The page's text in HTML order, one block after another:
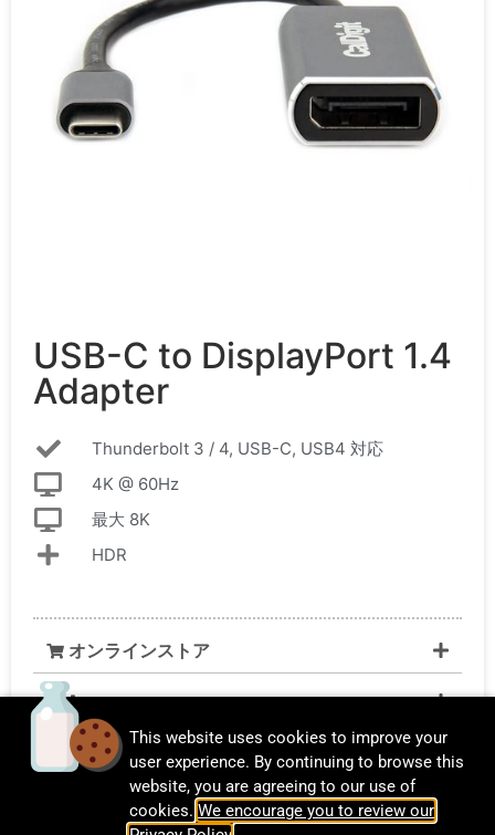
USB-C to DisplayPort 1.4
Adapter
Thunderbolt 3 / 4, USB-C, USB4 対応
4K @ 60Hz
最大 8K
HDR
オンラインストア
Amazon
This website uses cookies to improve your
user experience. By continuing to browse this
website, you are agreeing to our use of
cookies. We encourage you to review our